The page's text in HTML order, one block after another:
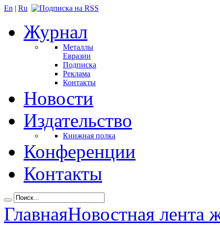
En | Ru
Журнал
Металлы
Евразии
Подписка
Реклама
Контакты
Новости
Издательство
Книжная полка
Конференции
Контакты
ГлавнаяНовостная лента